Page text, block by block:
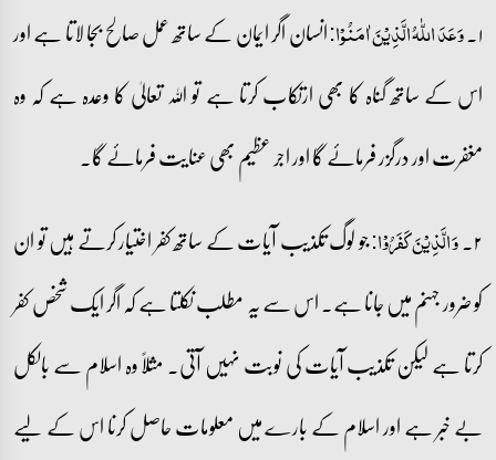
۱۔ وَعَدَ اللّٰہُ الَّذِیۡنَ اٰمَنُوۡا:انسان اگر ایمان کے ساتھ عمل صالح بجا لاتا ہے اور
اس کے ساتھ گناہ کا بھی ارتکاب کرتا ہے تو اللہ تعالیٰ کا وعدہ ہے کہ وہ
مغفرت اور درگزر فرمائے گا اور اجر عظیم بھی عنایت فرمائے گا۔
۲۔ وَ الَّذِیۡنَ کَفَرُوۡا:جو لوگ تکذیب آیات کے ساتھ کفر اختیار کرتے ہیں تو ان
کو ضرور جہنم میں جانا ہے۔ اس سے یہ مطلب نکلتا ہے کہ اگر ایک شخص کفر
کرتا ہے لیکن تکذیب آیات کی نوبت نہیں آتی۔ مثلاً وہ اسلام سے بالکل
بے خبر ہے اور اسلام کے بارے میں معلومات حاصل کرنا اس کے لیے